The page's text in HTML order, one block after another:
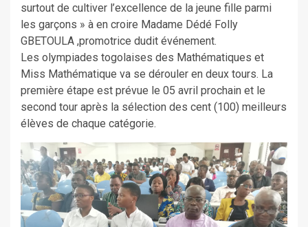
surtout de cultiver l’excellence de la jeune fille parmi
les garçons » à en croire Madame Dédé Folly
GBETOULA ,promotrice dudit événement.
Les olympiades togolaises des Mathématiques et
Miss Mathématique va se dérouler en deux tours. La
première étape est prévue le 05 avril prochain et le
second tour après la sélection des cent (100) meilleurs
élèves de chaque catégorie.